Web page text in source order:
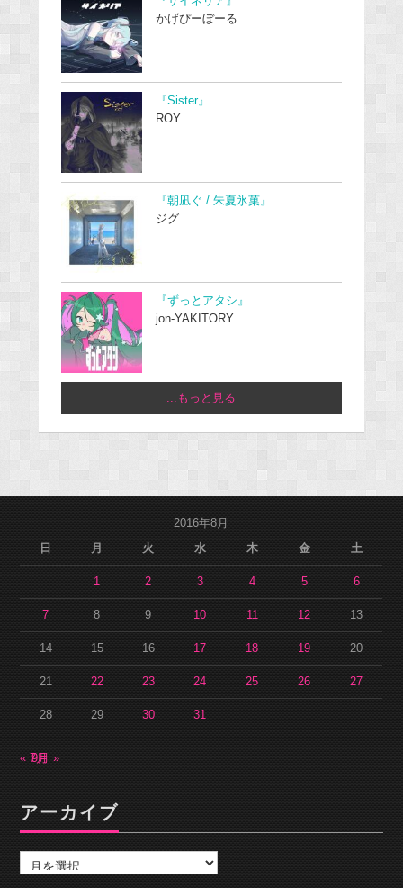
かげぴーぼーる
『Sister』
ROY
『朝凪ぐ / 朱夏氷菓』
ジグ
『ずっとアタシ』
jon-YAKITORY
...もっと見る
2016年8月
日
月 火 水 木 金 土
1 2 3 4 5 6
7 8 9 10 11 12 13
14 15 16 17 18 19 20
21 22 23 24 25 26 27
28 29 30 31
« 7月9月 »
アーカイブ
カ